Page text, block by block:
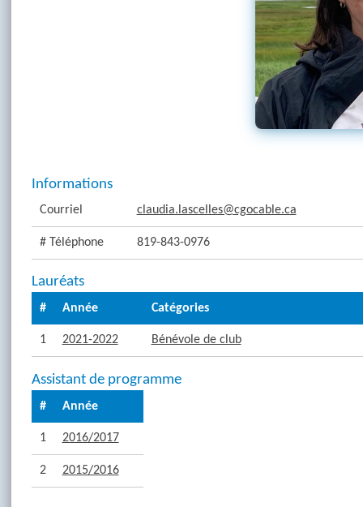
Informations
Courriel claudia.lascelles@cgocable.ca
# Téléphone 819-843-0976
Lauréats
# Année Catégories
1 2021-2022 Bénévole de club
Assistant de programme
# Année
1 2016/2017
2 2015/2016